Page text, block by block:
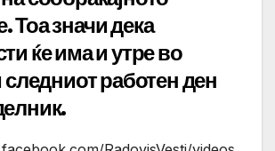
значи дека
ќе има и утре во
следниот работен ден